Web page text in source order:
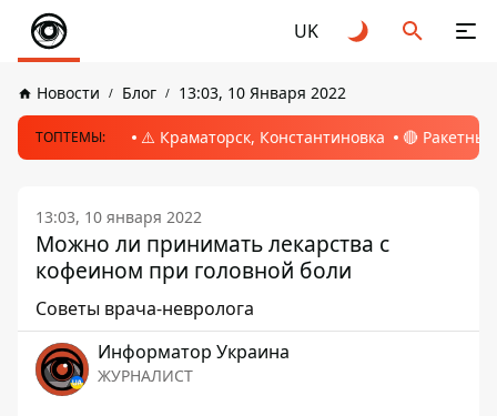
UK
Новости Блог 13:03, 10 Января 2022
ТОПТЕМЫ: ⚠️ Краматорск, Константиновка 🔴
13:03, 10 января 2022
Можно ли принимать лекарства с
кофеином при головной боли
Советы врача-невролога
Информатор Украина
ЖУРНАЛИСТ